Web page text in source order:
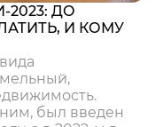
ДО
И КОМУ
был введен